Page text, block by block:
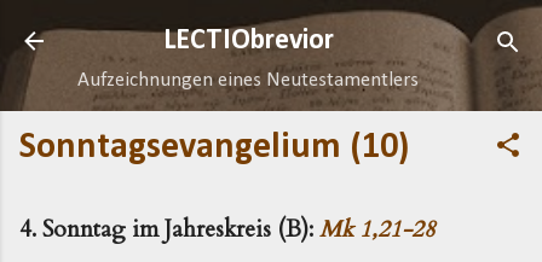
Direkt zum Hauptbereich
LECTIObrevior
Aufzeichnungen eines Neutestamentlers
Sonntagsevangelium (10)
4. Sonntag im Jahreskreis (B):Mk 1,21-28